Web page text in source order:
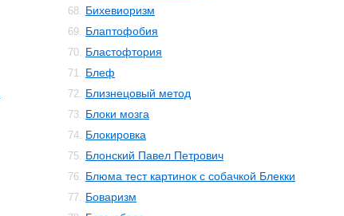
68. Бихевиоризм
69. Блаптофобия
70. Бластофтория
71. Блеф
72. Близнецовый метод
73. Блоки мозга
74. Блокировка
75. Блонский Павел Петрович
76. Блюма тест картинок с собачкой Блекки
77. Боваризм